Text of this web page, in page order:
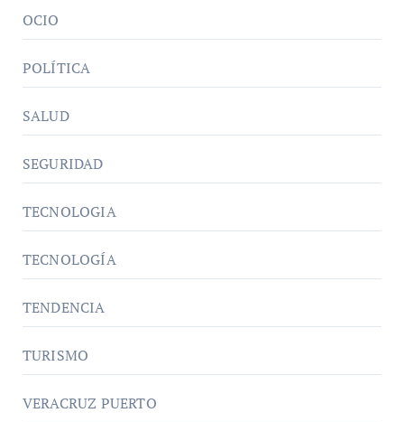
OCIO
POLÍTICA
SALUD
SEGURIDAD
TECNOLOGIA
TECNOLOGÍA
TENDENCIA
TURISMO
VERACRUZ PUERTO